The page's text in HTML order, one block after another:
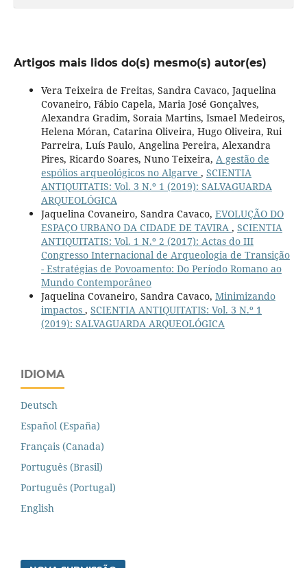
Artigos mais lidos do(s) mesmo(s) autor(es)
Vera Teixeira de Freitas, Sandra Cavaco, Jaquelina
Covaneiro, Fábio Capela, Maria José Gonçalves,
Alexandra Gradim, Soraia Martins, Ismael Medeiros,
Helena Móran, Catarina Oliveira, Hugo Oliveira, Rui
Parreira, Luís Paulo, Angelina Pereira, Alexandra
Pires, Ricardo Soares, Nuno Teixeira, A gestão de
espólios arqueológicos no Algarve , SCIENTIA
ANTIQUITATIS: Vol. 3 N.º 1 (2019): SALVAGUARDA
ARQUEOLÓGICA
Jaquelina Covaneiro, Sandra Cavaco, EVOLUÇÃO DO
ESPAÇO URBANO DA CIDADE DE TAVIRA , SCIENTIA
ANTIQUITATIS: Vol. 1 N.º 2 (2017): Actas do III
Congresso Internacional de Arqueologia de Transição
- Estratégias de Povoamento: Do Período Romano ao
Mundo Contemporâneo
Jaquelina Covaneiro, Sandra Cavaco, Minimizando
impactos , SCIENTIA ANTIQUITATIS: Vol. 3 N.º 1
(2019): SALVAGUARDA ARQUEOLÓGICA
IDIOMA
Deutsch
Español (España)
Français (Canada)
Português (Brasil)
Português (Portugal)
English